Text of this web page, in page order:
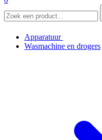
Apparatuur
Wasmachine en drogers